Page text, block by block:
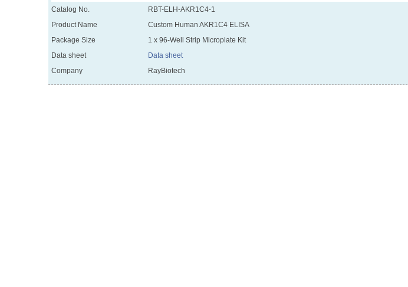
Catalog No.
RBT-ELH-AKR1C4-1
Product Name
Custom Human AKR1C4 ELISA
Package Size
1 x 96-Well Strip Microplate Kit
Data sheet
Data sheet
Company
RayBiotech